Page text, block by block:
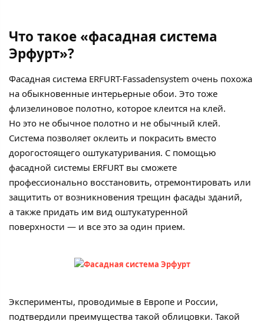
Что такое «фасадная система
Эрфурт»?
Фасадная система ERFURT-Fassadensystem очень похожа
на обыкновенные интерьерные обои. Это тоже
флизелиновое полотно, которое клеится на клей.
Но это не обычное полотно и не обычный клей.
Система позволяет оклеить и покрасить вместо
дорогостоящего оштукатуривания. С помощью
фасадной системы ERFURT вы сможете
профессионально восстановить, отремонтировать или
защитить от возникновения трещин фасады зданий,
а также придать им вид оштукатуренной
поверхности — и все это за один прием.
Эксперименты, проводимые в Европе и России,
подтвердили преимущества такой облицовки. Такой